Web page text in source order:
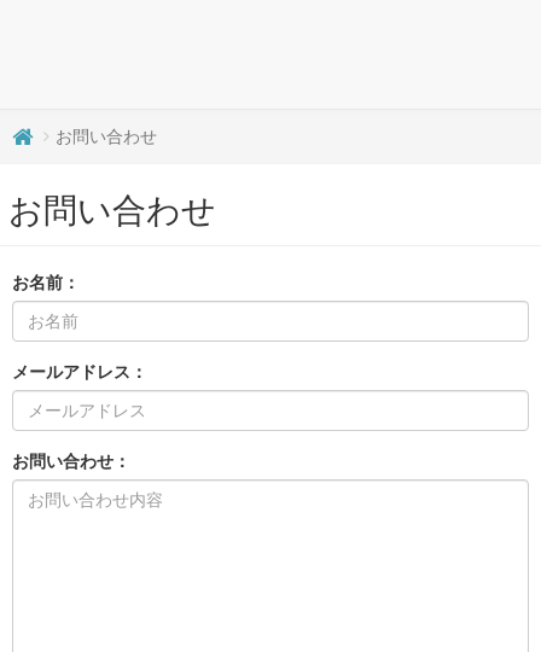
お問い合わせ
お問い合わせ
お名前：
メールアドレス：
お問い合わせ：